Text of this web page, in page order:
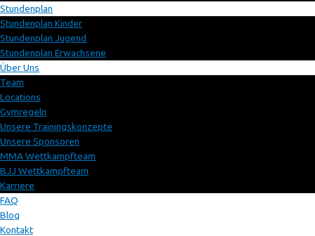
Stundenplan
Stundenplan Kinder
Stundenplan Jugend
Stundenplan Erwachsene
Über Uns
Team
Locations
Gymregeln
Unsere Trainingskonzepte
Unsere Sponsoren
MMA Wettkampfteam
BJJ Wettkampfteam
Karriere
FAQ
Blog
Kontakt